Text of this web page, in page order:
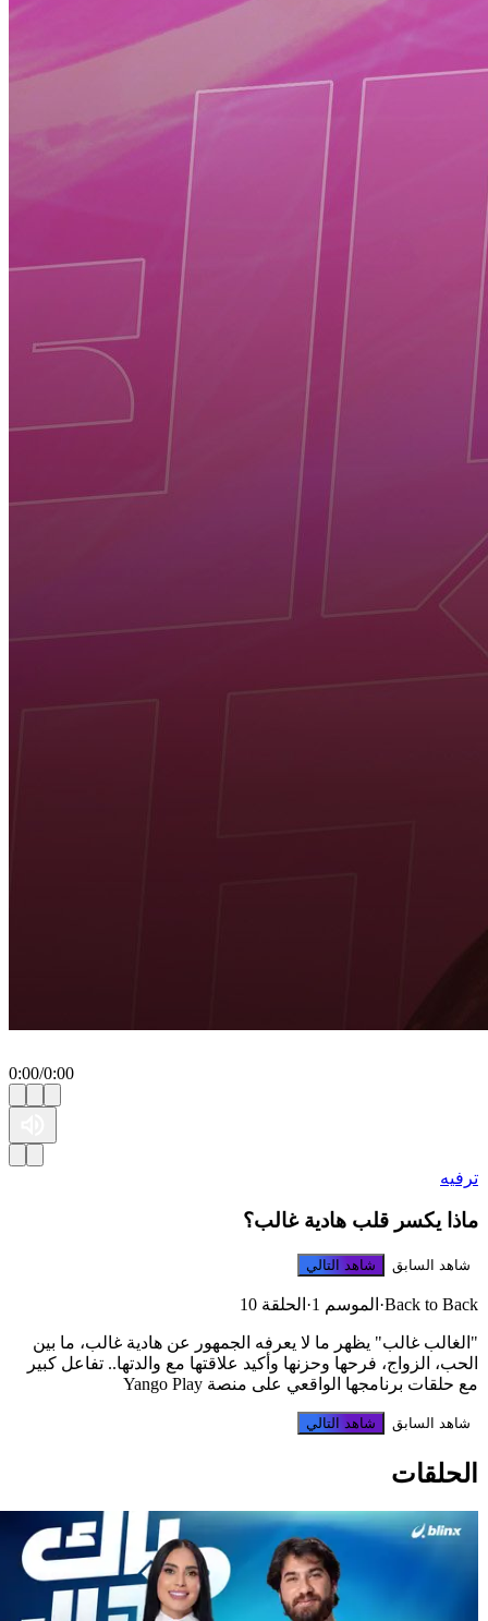
0:00/0:00
ترفيه‎
ماذا يكسر قلب هادية غالب؟
شاهد السابق شاهد التالي
Back to Back
·الموسم 1 ·الحلقة 10
"الغالب غالب" يظهر ما لا يعرفه الجمهور عن هادية غالب، ما بين
الحب، الزواج، فرحها وحزنها وأكيد علاقتها مع والدتها.. تفاعل كبير
مع حلقات برنامجها الواقعي على منصة Yango Play
شاهد السابق شاهد التالي
الحلقات